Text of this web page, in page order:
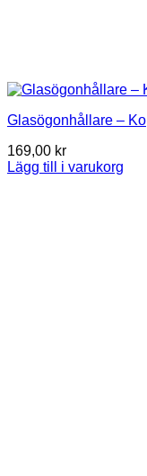
Glasögonhållare – Ko
169,00 kr
Lägg till i varukorg